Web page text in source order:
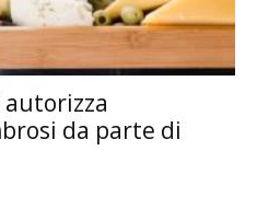
autorizza
da parte di